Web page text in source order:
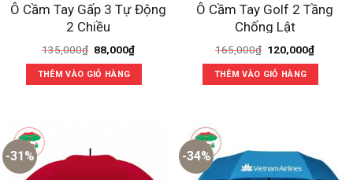
Ô Cầm Tay Gấp 3 Tự Động
2 Chiều
135,000₫ Giá
gốc
là:
135,000₫.
88,000₫Giá
THÊM VÀO GIỎ HÀNG
Ô Cầm Tay Golf 2 Tầng
Chống Lật
165,000₫ Giá
là:
165,000₫.
120,000₫Giá
THÊM VÀO GIỎ HÀNG
-31% -34%